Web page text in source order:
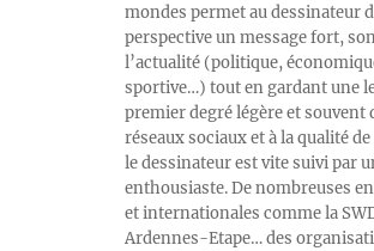
mondes permet au dessinateur
perspective un message fort,
l’actualité (politique,
sportive…) tout en gardant une
premier degré légère et souvent
réseaux sociaux et à la qualité
le dessinateur est vite suivi par
enthousiaste. De nombreuses
et internationales comme la
Ardennes-Etape… des